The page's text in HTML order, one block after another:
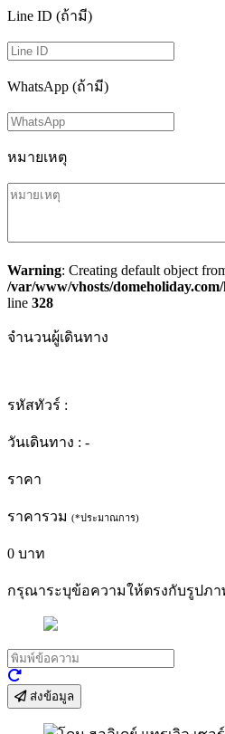
Line ID (ถ้ามี)
WhatsApp (ถ้ามี)
หมายเหตุ
Warning: Creating default object
/var/www/vhosts/
line 328
จำนวนผู้เดินทาง
รหัสทัวร์ :
วันเดินทาง : -
ราคา
ราคารวม (*ประมาณการ)
0 บาท
กรุณาระบุข้อความให้ตรงกับรูปภา
ส่งข้อมูล